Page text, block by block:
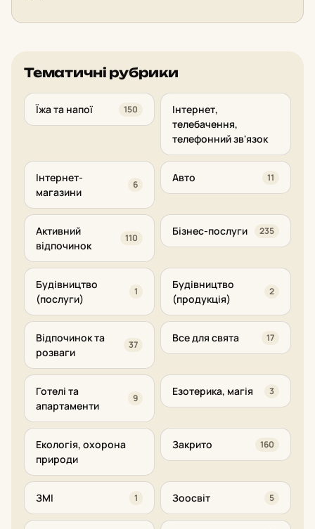
Тематичні рубрики
Їжа та напої 150
Інтернет,
телебачення,
телефонний зв'язок
Інтернет-
магазини
6
Авто 11
Активний
відпочинок
110
Бізнес-послуги 235
Будівництво
(послуги)
1
Будівництво
(продукція)
2
Відпочинок та
розваги
37
Все для свята 17
Готелі та
апартаменти
9
Езотерика, магія 3
Екологія, охорона
природи
Закрито 160
ЗМІ 1 Зоосвіт 5